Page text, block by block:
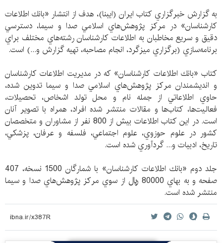
به گزارش خبرگزاري كتاب ايران (ايبنا)، هدف از انتشار «بانك اطلاعات
كارشناسان» در مركز پژوهش‌هاي اسلامي صدا و سيما، دسترسي
دقيق و سريع مخاطبان به اطلاعات كارشناسان رشته‌هاي مختلف براي
برنامه‌سازي (برگزاري ميزگرد، انجام مصاحبه، تهيه گزارش و...) است.
كتاب «بانك اطلاعات كارشناسان» كه در مديريت اطلاعات كارشناسان
و انديشمندان مركز پژوهش‌هاي اسلامي صدا و سيما تدوين شده،
حاوي اطلاعاتي از جمله نام و محل تولد اشخاص، تحصيلات،
فعاليت‌ها، كتاب‌ها و مقالات منتشر شده افراد، همراه با تصوير آنان‌
است. در اين كتاب اطلاعات بيش از 800 نفر از مشاوران و متخصصان
كشور در علوم حوزوي،‌ علوم اجتماعي، فلسفه و عرفان، پزشكي،
تاريخ، ادبيات و... گردآوري شده است.
جلد دوم «بانك اطلاعات كارشناسان» با شمارگان 1500 نسخه، 407
صفحه و به بهاي 80000 ريال از سوي مركز پژوهش‌هاي صدا و سيما
منتشر شده است.